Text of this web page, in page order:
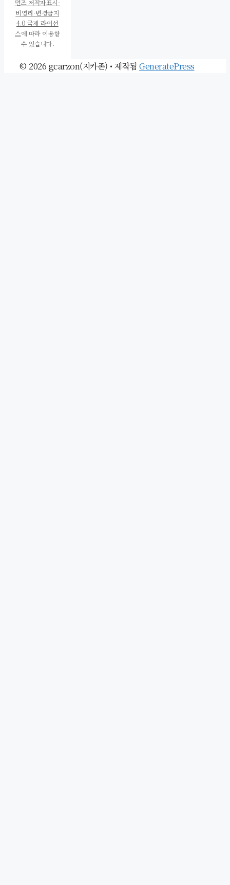
먼즈 저작자표시-
비영리-변경금지
4.0 국제 라이선
스에 따라 이용할
수 있습니다.
© 2026 gcarzon(지카존) • 제작됨 GeneratePress